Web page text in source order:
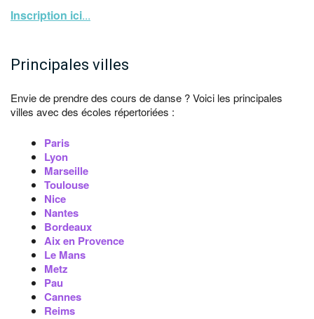
Inscription ici...
Principales villes
Envie de prendre des cours de danse ? Voici les principales
villes avec des écoles répertoriées :
Paris
Lyon
Marseille
Toulouse
Nice
Nantes
Bordeaux
Aix en Provence
Le Mans
Metz
Pau
Cannes
Reims